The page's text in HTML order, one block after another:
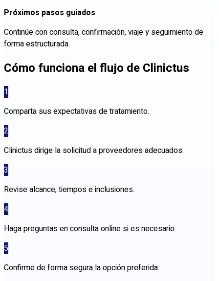
Próximos pasos guiados
Continúe con consulta, confirmación, viaje y seguimiento de
forma estructurada.
Cómo funciona el flujo de Clinictus
1
Comparta sus expectativas de tratamiento.
2
Clinictus dirige la solicitud a proveedores adecuados.
3
Revise alcance, tiempos e inclusiones.
4
Haga preguntas en consulta online si es necesario.
5
Confirme de forma segura la opción preferida.